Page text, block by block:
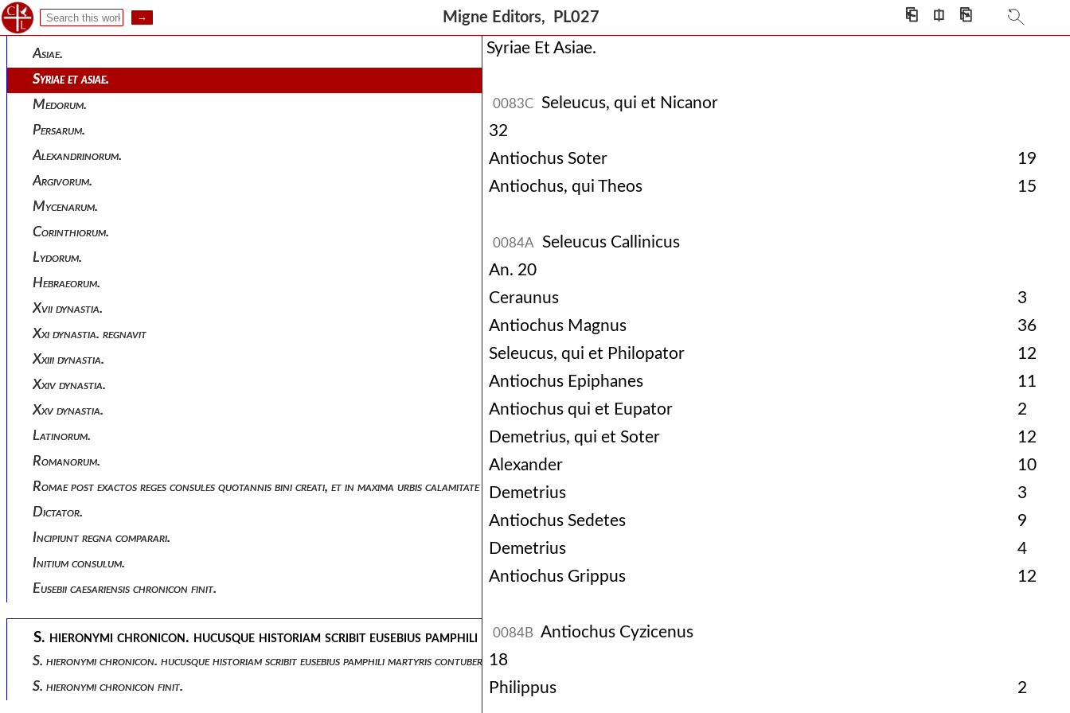
Migne Editors, PL027 ⎗ ⎅ ⎘
Lacedaemoniorum.
Asiae.
Syriae et asiae.
Medorum.
Persarum.
Alexandrinorum.
Argivorum.
Mycenarum.
Corinthiorum.
Lydorum.
Hebraeorum.
Xvii dynastia.
Xxi dynastia. regnavit
Xxiii dynastia.
Xxiv dynastia.
Xxv dynastia.
Latinorum.
Romanorum.
Romae post exactos reges consules quotannis bini creati, et in maxima urbis calamitate quandoque etiam creabatur
Dictator.
Incipiunt regna comparari.
Initium consulum.
Eusebii caesariensis chronicon finit.
S. hieronymi chronicon. hucusque historiam scribit eusebius pamphili martyris contubernalis, cui nos ista subjecimus.
S. hieronymi chronicon. hucusque historiam scribit eusebius pamphili martyris contubernalis, cui nos ista subjecimus.
S. hieronymi chronicon finit.
Syriae Et Asiae.
0083C
Seleucus, qui et Nicanor
32
Antiochus Soter
19
Antiochus, qui Theos
15
0084A
Seleucus Callinicus
An. 20
Ceraunus
3
Antiochus Magnus
36
Seleucus, qui et Philopator
12
Antiochus Epiphanes
11
Antiochus qui et Eupator
2
Demetrius, qui et Soter
12
Alexander
10
Demetrius
3
Antiochus Sedetes
9
Demetrius
4
Antiochus Grippus
12
0084B
Antiochus Cyzicenus
18
Philippus
2